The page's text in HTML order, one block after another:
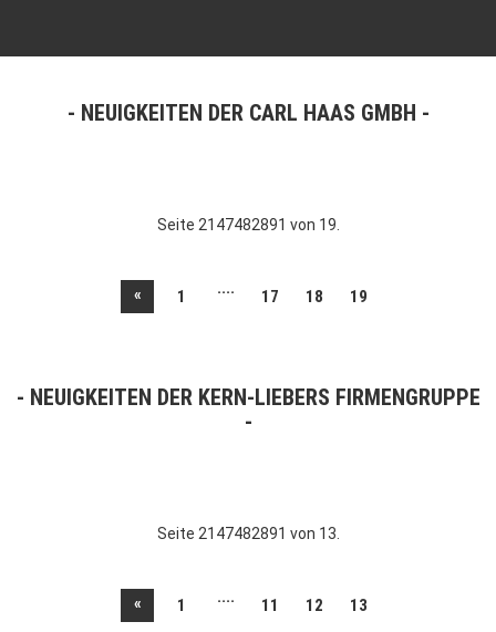
NEUIGKEITEN DER CARL HAAS GMBH
Seite 2147482891 von 19.
« 1 .... 17 18 19
NEUIGKEITEN DER KERN-LIEBERS FIRMENGRUPPE
Seite 2147482891 von 13.
« 1 .... 11 12 13